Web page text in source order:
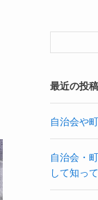
最近の投稿
自治会や
自治会・
して知っ